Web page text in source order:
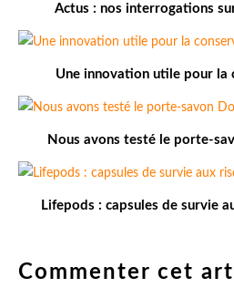
Actus : nos interrogations
Une innovation utile pour la
Nous avons testé le porte-
Lifepods : capsules de survie
Commenter cet